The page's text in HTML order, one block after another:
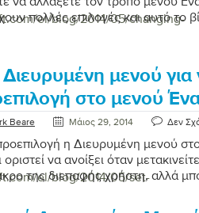
el/blog/2014/05/changing-
πολλές επιλογές και αυτό το
el/blog/2014/05/set-
Διευρυμένη μενού για
στο μενού
Beare Μάιος 29, 2014 Δεν
η Διευρυμένη μενού
οριστεί να ανοίξει όταν
της διεπαφής χρήστη, αλλά
Εδώ είναι το πώς